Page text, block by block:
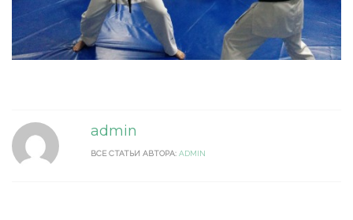
admin
ВСЕ СТАТЬИ АВТОРА: ADMIN